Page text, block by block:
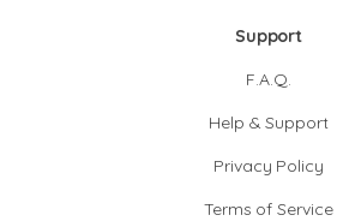
Support
F.A.Q.
Help & Support
Privacy Policy
Terms of Service